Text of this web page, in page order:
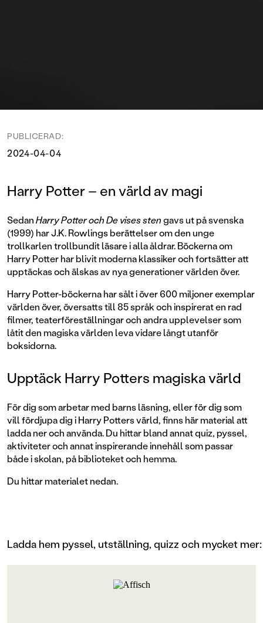
PUBLICERAD:
2024-04-04
Harry Potter – en värld av magi
SedanHarry Potter och De vises stengavs ut på svenska
(1999) har J.K. Rowlings berättelser om den unge
trollkarlen trollbundit läsare i alla åldrar. Böckerna om
Harry Potter har blivit moderna klassiker och fortsätter att
upptäckas och älskas av nya generationer världen över.
Harry Potter-böckerna har sålt i över 600 miljoner exemplar
världen över, översatts till 85 språk och inspirerat en rad
filmer, teaterföreställningar och andra upplevelser som
låtit den magiska världen leva vidare långt utanför
boksidorna.
Upptäck Harry Potters magiska värld
För dig som arbetar med barns läsning, eller för dig som
vill fördjupa dig i Harry Potters värld, finns här material att
ladda ner och använda. Du hittar bland annat quiz, pyssel,
aktiviteter och annat inspirerande innehåll som passar
både i skolan, på biblioteket och hemma.
Du hittar materialet nedan.
Ladda hem pyssel, utställning, quizz och mycket mer: